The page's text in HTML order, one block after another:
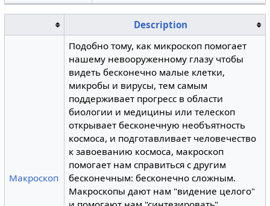
Description
Макроскоп
Подобно тому, как микроскоп помогает
нашему невооруженному глазу чтобы
видеть бесконечно малые клетки,
микробы и вирусы, тем самым
поддерживает прогресс в области
биологии и медицины или телескоп
открывает бесконечную необъятность
космоса, и подготавливает человечество
к завоеванию космоса, макроскоп
помогает нам справиться с другим
бесконечным: бесконечно сложным.
Макроскопы дают нам "видение целого"